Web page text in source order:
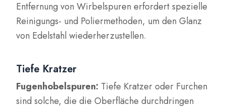
Entfernung von Wirbelspuren erfordert spezielle
Reinigungs- und Poliermethoden, um den Glanz
von Edelstahl wiederherzustellen.
Tiefe Kratzer
Fugenhobelspuren: Tiefe Kratzer oder Furchen
sind solche, die die Oberfläche durchdringen